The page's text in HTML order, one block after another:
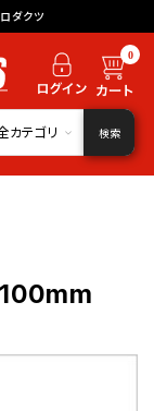
ダクツ
0
カテゴリ 検索